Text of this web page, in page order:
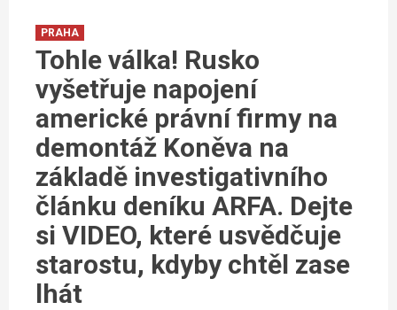
PRAHA
Tohle válka! Rusko
vyšetřuje napojení
americké právní firmy na
demontáž Koněva na
základě investigativního
článku deníku ARFA. Dejte
si VIDEO, které usvědčuje
starostu, kdyby chtěl zase
lhát